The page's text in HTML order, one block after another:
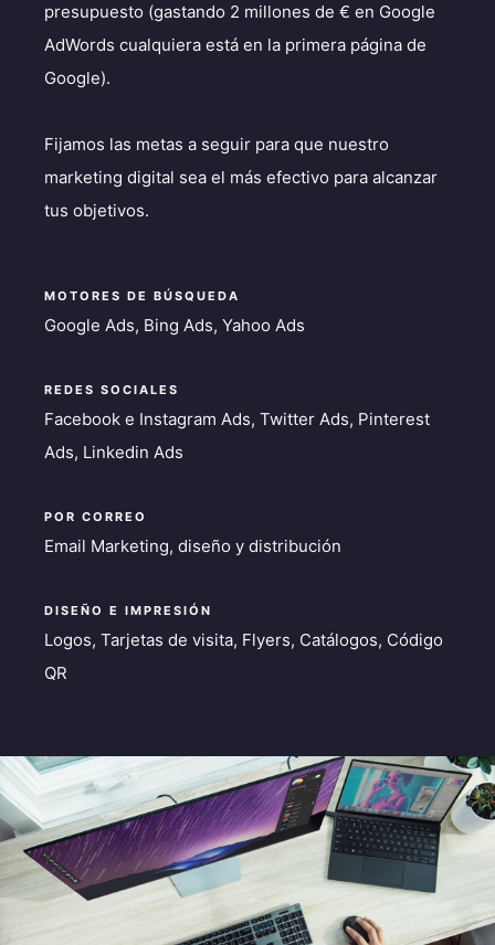
presupuesto (gastando 2 millones de € en Google
AdWords cualquiera está en la primera página de
Google).
Fijamos las metas a seguir para que nuestro
marketing digital sea el más efectivo para alcanzar
tus objetivos.
MOTORES DE BÚSQUEDA
Google Ads, Bing Ads, Yahoo Ads
REDES SOCIALES
Facebook e Instagram Ads, Twitter Ads, Pinterest
Ads, Linkedin Ads
POR CORREO
Email Marketing, diseño y distribución
DISEÑO E IMPRESIÓN
Logos, Tarjetas de visita, Flyers, Catálogos, Código
QR